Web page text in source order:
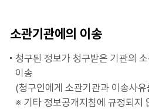
소관기관에의 이송
청구된 정보가 청구받은 기관의
이송
(청구인에게 소관기관과 이송사
※ 기타 정보공개지침에 규정되지